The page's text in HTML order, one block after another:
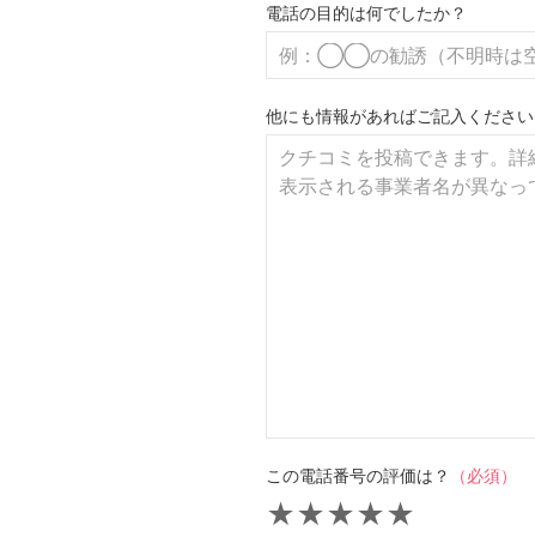
電話の目的は何でしたか？
他にも情報があればご記入ください
この電話番号の評価は？ （必須）
★
★
★
★
★